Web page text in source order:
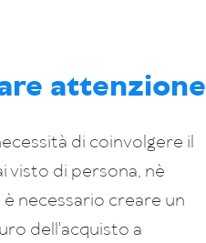
attenzione
di coinvolgere il
visto di persona, nè
necessario creare un
dell'acquisto a